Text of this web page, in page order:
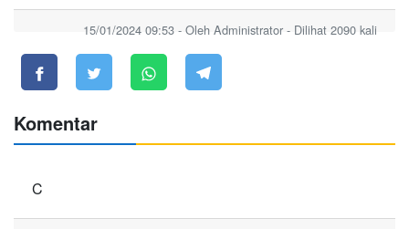
15/01/2024 09:53 - Oleh Administrator - Dilihat 2090 kali
Komentar
C